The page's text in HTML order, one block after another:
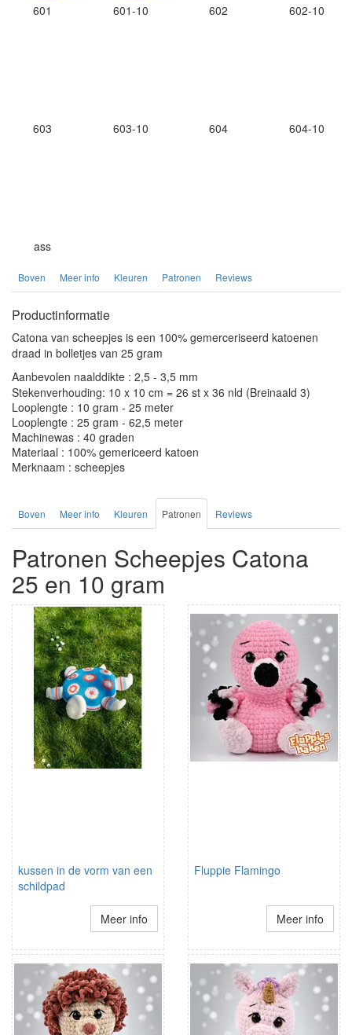
601 601-10 602 602-10
603 603-10 604 604-10
ass
Boven Meer info Kleuren Patronen Reviews
Productinformatie
Catona van scheepjes is een 100% gemerceriseerd katoenen
draad in bolletjes van 25 gram
Aanbevolen naalddikte : 2,5 - 3,5 mm
Stekenverhouding: 10 x 10 cm = 26 st x 36 nld (Breinaald 3)
Looplengte : 10 gram - 25 meter
Looplengte : 25 gram - 62,5 meter
Machinewas : 40 graden
Materiaal : 100% gemericeerd katoen
Merknaam : scheepjes
Boven Meer info Kleuren Patronen Reviews
Patronen Scheepjes Catona
25 en 10 gram
kussen in de vorm van een
schildpad
Meer info
Fluppie Flamingo
Meer info